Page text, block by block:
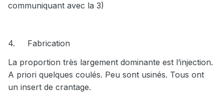
communiquant avec la 3)
4.
Fabrication
La proportion très largement dominante est l’injection.
A priori quelques coulés. Peu sont usinés. Tous ont
un insert de crantage.